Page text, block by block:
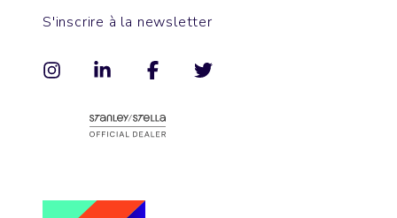
S'inscrire à la newsletter